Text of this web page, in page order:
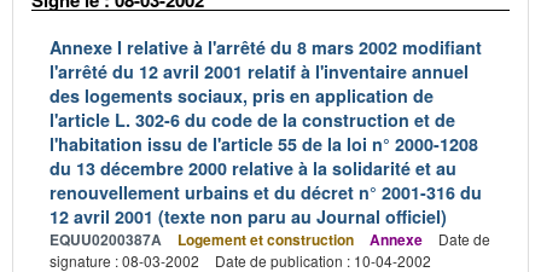
Annexe I relative à l'arrêté du 8 mars 2002 modifiant
l'arrêté du 12 avril 2001 relatif à l'inventaire annuel
des logements sociaux, pris en application de
l'article L. 302-6 du code de la construction et de
l'habitation issu de l'article 55 de la loi n° 2000-1208
du 13 décembre 2000 relative à la solidarité et au
renouvellement urbains et du décret n° 2001-316 du
12 avril 2001 (texte non paru au Journal officiel)
EQUU0200387A Logement et construction Annexe
Date de
signature : 08-03-2002
Date de publication : 10-04-2002